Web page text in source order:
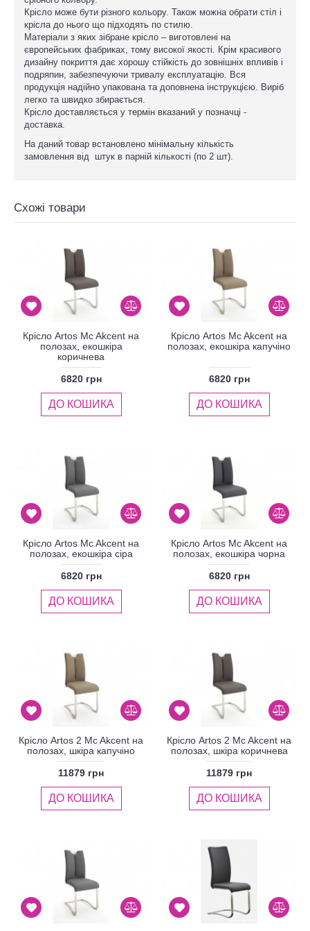
Крісло може бути різного кольору. Також можна обрати стіл і
крісла до нього що підходять по стилю.
Матеріали з яких зібране крісло – виготовлені на
європейських фабриках, тому високої якості. Крім красивого
дизайну покриття дає хорошу стійкість до зовнішніх впливів і
подряпин, забезпечуючи тривалу експлуатацію. Вся
продукція надійно упакована та доповнена інструкцією. Виріб
легко та швидко збирається.
Крісло доставляється у термін вказаний у позначці -
доставка.
На даний товар встановлено мінімальну кількість
замовлення від штук в парній кількості (по 2 шт).
Схожі товари
Крісло Artos Mc Akcent на
полозах, екошкіра
коричнева
6820 грн
ДО КОШИКА
Крісло Artos Mc Akcent на
полозах, екошкіра капучіно
6820 грн
ДО КОШИКА
Крісло Artos Mc Akcent на
полозах, екошкіра сіра
6820 грн
ДО КОШИКА
Крісло Artos Mc Akcent на
полозах, екошкіра чорна
6820 грн
ДО КОШИКА
Крісло Artos 2 Mc Akcent на
полозах, шкіра капучіно
11879 грн
ДО КОШИКА
Крісло Artos 2 Mc Akcent на
полозах, шкіра коричнева
11879 грн
ДО КОШИКА